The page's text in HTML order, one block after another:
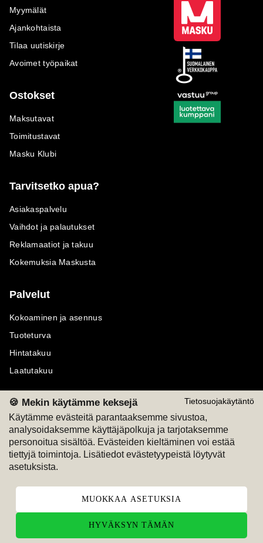
Tietosuojakäytäntö
🍪 Mekin käytämme keksejä
Käytämme evästeitä parantaaksemme sivustoa,
analysoidaksemme käyttäjäpolkuja ja tarjotaksemme
personoitua sisältöä. Evästeiden kieltäminen voi estää
tiettyjä toimintoja. Lisätiedot evästetyypeistä löytyvät
asetuksista.
MUOKKAA ASETUKSIA
HYVÄKSYN TÄMÄN
Myymälät
Ajankohtaista
Tilaa uutiskirje
Avoimet työpaikat
Ostokset
Maksutavat
Toimitustavat
Masku Klubi
Tarvitsetko apua?
Asiakaspalvelu
Vaihdot ja palautukset
Reklamaatiot ja takuu
Kokemuksia Maskusta
Palvelut
Kokoaminen ja asennus
Tuoteturva
Hintatakuu
Laatutakuu
Maksutavat
M
Seuraa meitä